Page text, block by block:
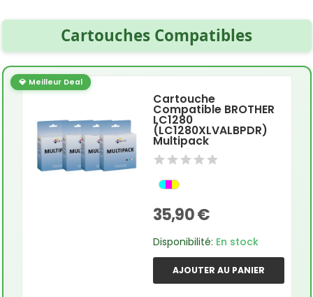
Cartouches Compatibles
💎 Meilleur Deal
Cartouche
Compatible BROTHER
LC1280
(LC1280XLVALBPDR)
Multipack
35,90 €
Disponibilité: En stock
AJOUTER AU PANIER